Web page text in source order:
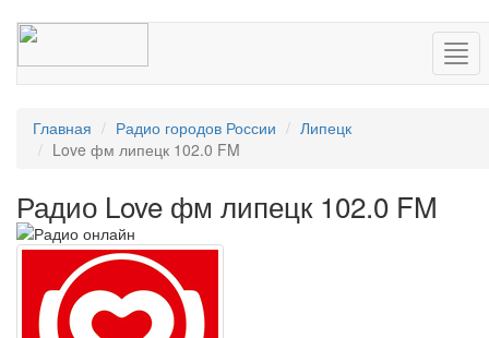
Главная Радио городов России
Липецк
Love фм липецк 102.0 FM
Радио Love фм липецк 102.0 FM